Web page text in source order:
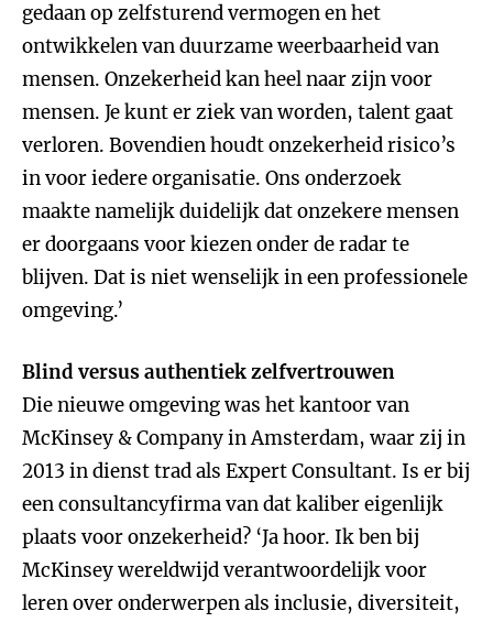
gedaan op zelfsturend vermogen en het
ontwikkelen van duurzame weerbaarheid van
mensen. Onzekerheid kan heel naar zijn voor
mensen. Je kunt er ziek van worden, talent gaat
verloren. Bovendien houdt onzekerheid risico’s
in voor iedere organisatie. Ons onderzoek
maakte namelijk duidelijk dat onzekere mensen
er doorgaans voor kiezen onder de radar te
blijven. Dat is niet wenselijk in een professionele
omgeving.’
Blind versus authentiek zelfvertrouwen
Die nieuwe omgeving was het kantoor van
McKinsey & Company in Amsterdam, waar zij in
2013 in dienst trad als Expert Consultant. Is er bij
een consultancyfirma van dat kaliber eigenlijk
plaats voor onzekerheid? ‘Ja hoor. Ik ben bij
McKinsey wereldwijd verantwoordelijk voor
leren over onderwerpen als inclusie, diversiteit,